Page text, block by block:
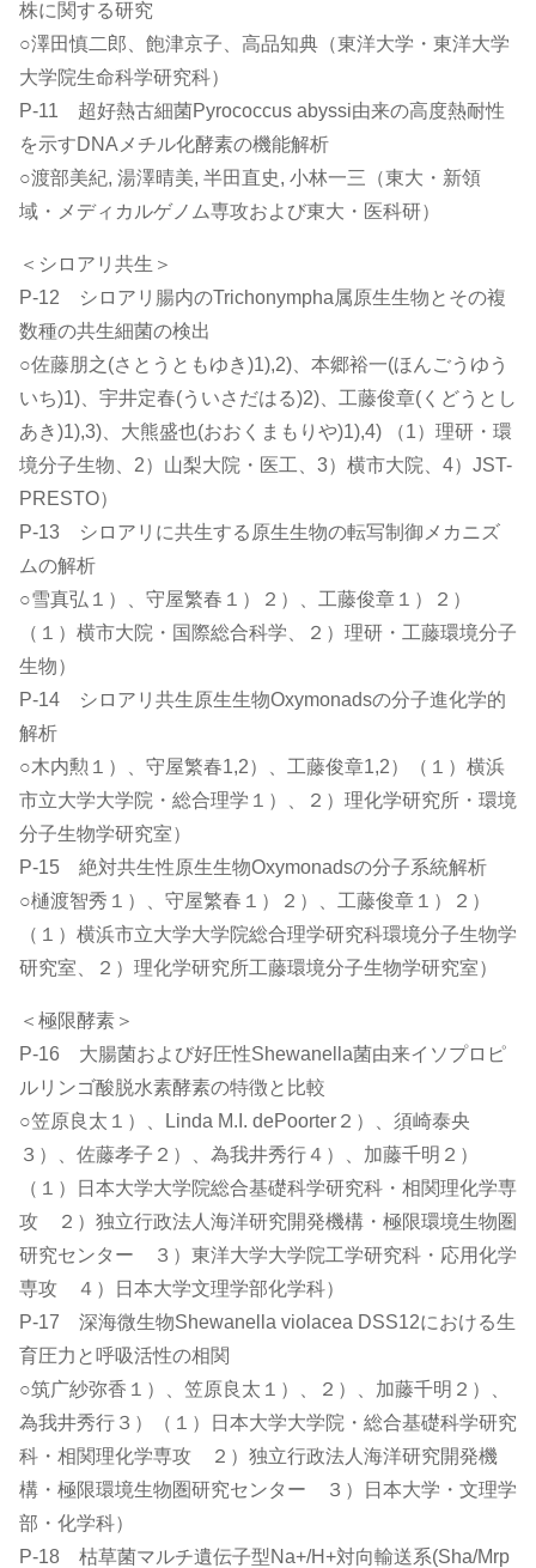
株に関する研究
○澤田慎二郎、飽津京子、高品知典（東洋大学・東洋大学
大学院生命科学研究科）
P-11 超好熱古細菌Pyrococcus abyssi由来の高度熱耐性
を示すDNAメチル化酵素の機能解析
○渡部美紀, 湯澤晴美, 半田直史, 小林一三（東大・新領
域・メディカルゲノム専攻および東大・医科研）
＜シロアリ共生＞
P-12 シロアリ腸内のTrichonympha属原生生物とその複
数種の共生細菌の検出
○佐藤朋之(さとうともゆき)1),2)、本郷裕一(ほんごうゆう
いち)1)、宇井定春(ういさだはる)2)、工藤俊章(くどうとし
あき)1),3)、大熊盛也(おおくまもりや)1),4) （1）理研・環
境分子生物、2）山梨大院・医工、3）横市大院、4）JST-
PRESTO）
P-13 シロアリに共生する原生生物の転写制御メカニズ
ムの解析
○雪真弘１）、守屋繁春１）２）、工藤俊章１）２）
（１）横市大院・国際総合科学、２）理研・工藤環境分子
生物）
P-14 シロアリ共生原生生物Oxymonadsの分子進化学的
解析
○木内勲１）、守屋繁春1,2）、工藤俊章1,2）（１）横浜
市立大学大学院・総合理学１）、２）理化学研究所・環境
分子生物学研究室）
P-15 絶対共生性原生生物Oxymonadsの分子系統解析
○樋渡智秀１）、守屋繁春１）２）、工藤俊章１）２）
（１）横浜市立大学大学院総合理学研究科環境分子生物学
研究室、２）理化学研究所工藤環境分子生物学研究室）
＜極限酵素＞
P-16 大腸菌および好圧性Shewanella菌由来イソプロピ
ルリンゴ酸脱水素酵素の特徴と比較
○笠原良太１）、Linda M.I. dePoorter２）、須崎泰央
３）、佐藤孝子２）、為我井秀行４）、加藤千明２）
（１）日本大学大学院総合基礎科学研究科・相関理化学専
攻 ２）独立行政法人海洋研究開発機構・極限環境生物圏
研究センター ３）東洋大学大学院工学研究科・応用化学
専攻 ４）日本大学文理学部化学科）
P-17 深海微生物Shewanella violacea DSS12における生
育圧力と呼吸活性の相関
○筑广紗弥香１）、笠原良太１）、２）、加藤千明２）、
為我井秀行３）（１）日本大学大学院・総合基礎科学研究
科・相関理化学専攻 ２）独立行政法人海洋研究開発機
構・極限環境生物圏研究センター ３）日本大学・文理学
部・化学科）
P-18 枯草菌マルチ遺伝子型Na+/H+対向輸送系(Sha/Mrp